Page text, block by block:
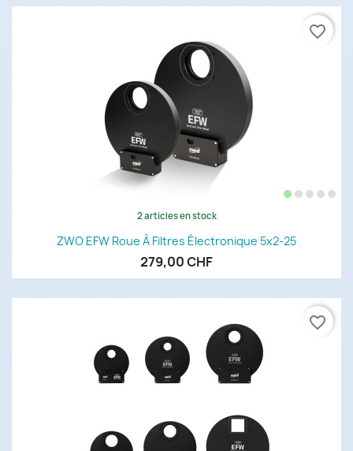
2 articles en stock
ZWO EFW Roue À Filtres Électronique 5x2-25
279,00 CHF
favorite_border
favorite_border